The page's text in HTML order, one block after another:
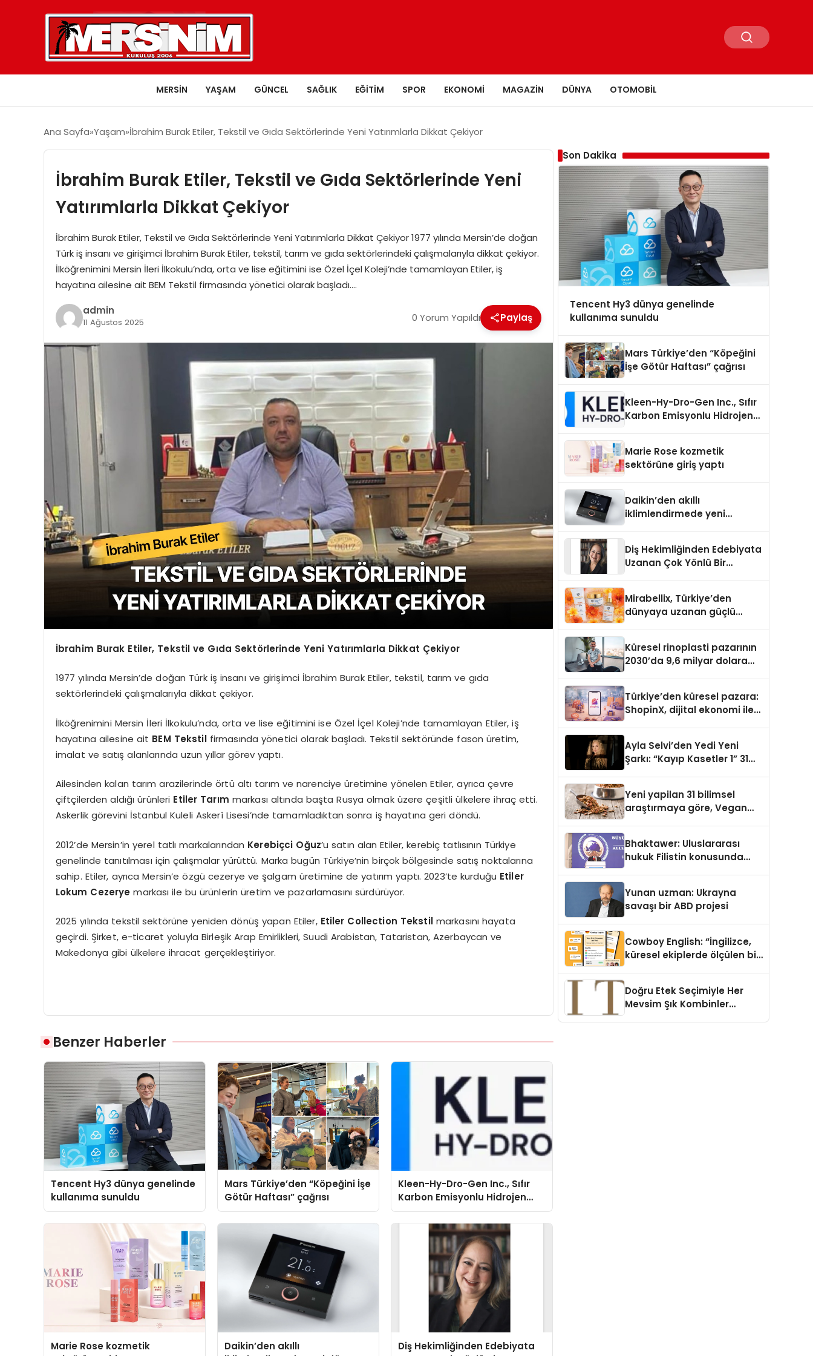
MERSIN YAŞAM GÜNCEL SAĞLIK EĞITIM SPOR EKONOMI MAGAZIN DÜNYA OTOMOBIL
Ana Sayfa Yaşam İbrahim Burak Etiler, Tekstil ve Gıda Sektörlerinde Yeni Yatırımlarla Dikkat Çekiyor
İbrahim Burak Etiler, Tekstil ve Gıda Sektörlerinde Yeni
Yatırımlarla Dikkat Çekiyor
İbrahim Burak Etiler, Tekstil ve Gıda Sektörlerinde Yeni Yatırımlarla Dikkat Çekiyor 1977 yılında Mersin’de doğan
Türk iş insanı ve girişimci İbrahim Burak Etiler, tekstil, tarım ve gıda sektörlerindeki çalışmalarıyla dikkat çekiyor.
İlköğrenimini Mersin İleri İlkokulu’nda, orta ve lise eğitimini ise Özel İçel Koleji’nde tamamlayan Etiler, iş
hayatına ailesine ait BEM Tekstil firmasında yönetici olarak başladı….
admin
11 Ağustos 2025 0 Yorum Yapıldı Paylaş
İbrahim Burak Etiler, Tekstil ve Gıda Sektörlerinde Yeni Yatırımlarla Dikkat Çekiyor
1977 yılında Mersin’de doğan Türk iş insanı ve girişimci İbrahim Burak Etiler, tekstil, tarım ve gıda
sektörlerindeki çalışmalarıyla dikkat çekiyor.
İlköğrenimini Mersin İleri İlkokulu’nda, orta ve lise eğitimini ise Özel İçel Koleji’nde tamamlayan Etiler, iş
hayatına ailesine ait BEM Tekstilfirmasında yönetici olarak başladı. Tekstil sektöründe fason üretim,
imalat ve satış alanlarında uzun yıllar görev yaptı.
Ailesinden kalan tarım arazilerinde örtü altı tarım ve narenciye üretimine yönelen Etiler, ayrıca çevre
çiftçilerden aldığı ürünleri Etiler Tarım markası altında başta Rusya olmak üzere çeşitli ülkelere ihraç etti.
Askerlik görevini İstanbul Kuleli Askerî Lisesi’nde tamamladıktan sonra iş hayatına geri döndü.
2012’de Mersin’in yerel tatlı markalarından Kerebiçci Oğuz’u satın alan Etiler, kerebiç tatlısının Türkiye
genelinde tanıtılması için çalışmalar yürüttü. Marka bugün Türkiye’nin birçok bölgesinde satış noktalarına
sahip. Etiler, ayrıca Mersin’e özgü cezerye ve şalgam üretimine de yatırım yaptı. 2023’te kurduğu Etiler
Lokum Cezerye markası ile bu ürünlerin üretim ve pazarlamasını sürdürüyor.
2025 yılında tekstil sektörüne yeniden dönüş yapan Etiler, Etiler Collection Tekstilmarkasını hayata
geçirdi. Şirket, e-ticaret yoluyla Birleşik Arap Emirlikleri, Suudi Arabistan, Tataristan, Azerbaycan ve
Makedonya gibi ülkelere ihracat gerçekleştiriyor.
Benzer Haberler
Tencent Hy3 dünya genelinde
kullanıma sunuldu
Mars Türkiye’den “Köpeğini İşe
Götür Haftası” çağrısı
Kleen-Hy-Dro-Gen Inc., Sıfır
Karbon Emisyonlu Hidrojen
Isıtma Teknolojisinde ISO ve
TSSA Düzenleyici Onaylarını
Marie Rose kozmetik
Daikin’den akıllı
Diş Hekimliğinden Edebiyata
Son Dakika
Tencent Hy3 dünya genelinde
kullanıma sunuldu
Mars Türkiye’den “Köpeğini
İşe Götür Haftası” çağrısı
Kleen-Hy-Dro-Gen Inc., Sıfır
Karbon Emisyonlu Hidrojen
Aldı
Marie Rose kozmetik
sektörüne giriş yaptı
Daikin’den akıllı
iklimlendirmede yeni
Diş Hekimliğinden Edebiyata
Uzanan Çok Yönlü Bir
Mirabellix, Türkiye’den
dünyaya uzanan güçlü
Küresel rinoplasti pazarının
2030’da 9,6 milyar dolara
Türkiye’den küresel pazara:
ShopinX, dijital ekonomi ile
Ayla Selvi’den Yedi Yeni
Şarkı: “Kayıp Kasetler 1” 31
Yeni yapilan 31 bilimsel
araştırmaya göre, Vegan
Sindirildiğini Ortaya Koydu
Bhaktawer: Uluslararası
hukuk Filistin konusunda
Yunan uzman: Ukrayna
savaşı bir ABD projesi
Cowboy English: “İngilizce,
küresel ekiplerde ölçülen bir
Doğru Etek Seçimiyle Her
Mevsim Şık Kombinler